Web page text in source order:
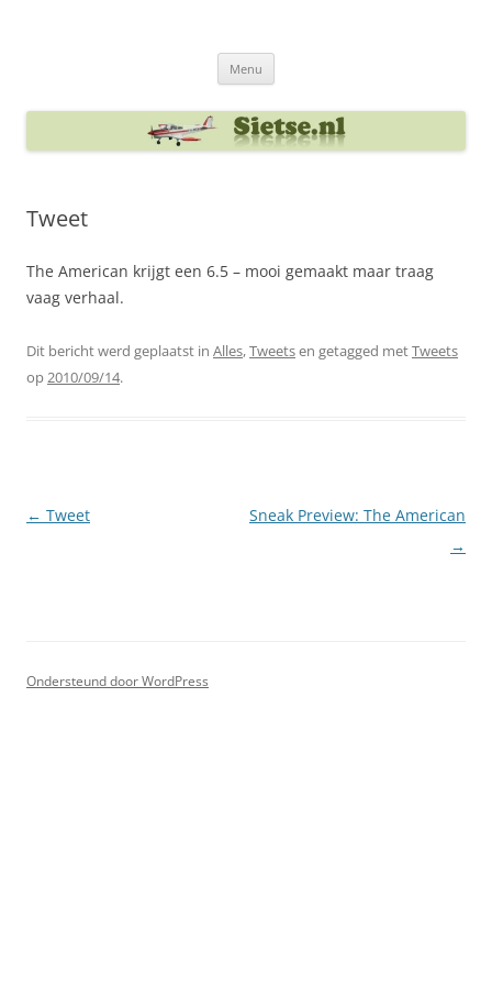
Menu
Tweet
The American krijgt een 6.5 – mooi gemaakt maar traag
vaag verhaal.
Dit bericht werd geplaatst in Alles,Tweetsen getagged metTweets
op2010/09/14.
Berichtnavigatie
← Tweet
Sneak Preview: The American
→
Ondersteund door WordPress